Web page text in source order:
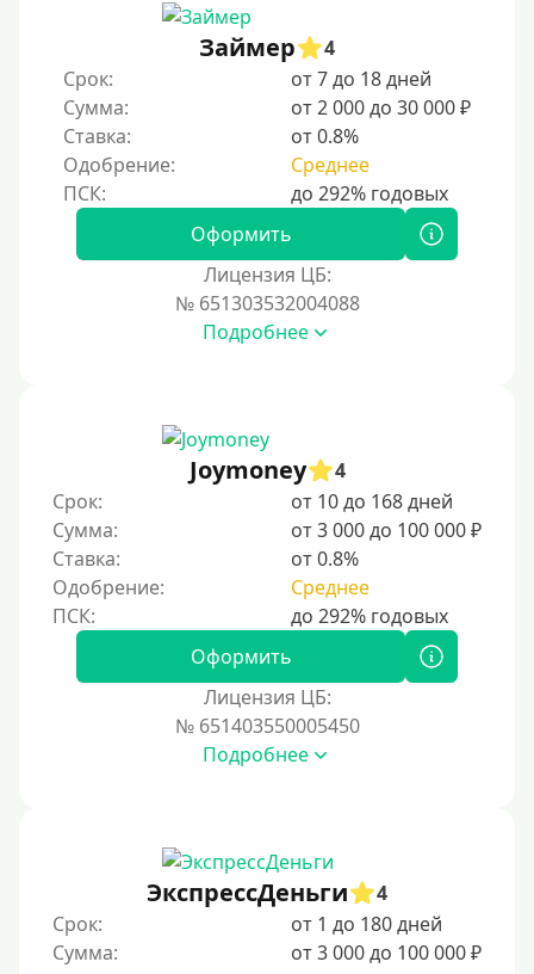
Займер
4
Срок:
от 7 до 18 дней
Сумма:
от 2 000 до 30 000 ₽
Ставка:
от 0.8%
Одобрение:
Среднее
Оформить
Лицензия ЦБ:
№ 651303532004088
Подробнее
Joymoney
4
Срок:
от 10 до 168 дней
Сумма:
от 3 000 до 100 000 ₽
Ставка:
от 0.8%
Одобрение:
Среднее
Оформить
Лицензия ЦБ:
№ 651403550005450
Подробнее
ЭкспрессДеньги
4
Срок:
от 1 до 180 дней
Сумма:
от 3 000 до 100 000 ₽